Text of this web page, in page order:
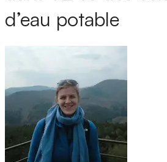
d’eau potable